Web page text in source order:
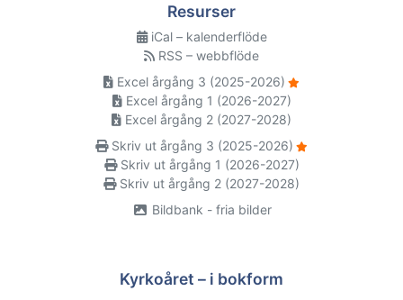
Resurser
iCal – kalenderflöde
RSS – webbflöde
Excel årgång 3 (2025-2026)
Excel årgång 1 (2026-2027)
Excel årgång 2 (2027-2028)
Skriv ut årgång 3 (2025-2026)
Skriv ut årgång 1 (2026-2027)
Skriv ut årgång 2 (2027-2028)
Bildbank - fria bilder
Kyrkoåret – i bokform